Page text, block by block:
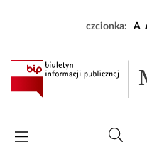
czcionka: A